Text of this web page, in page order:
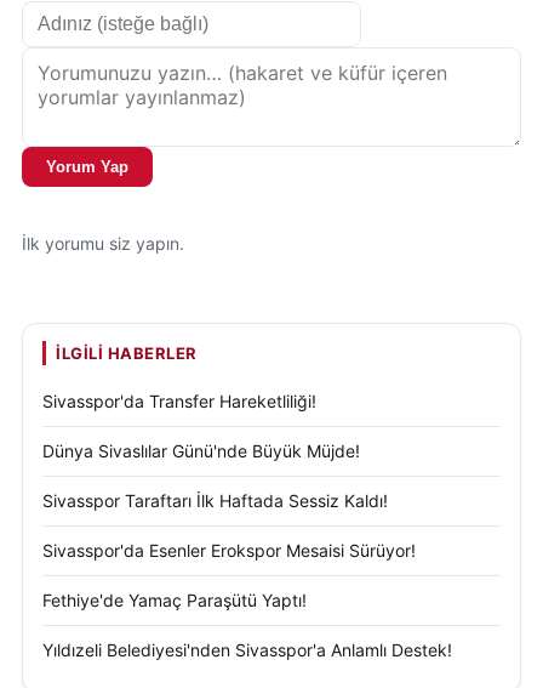
Yorum Yap
İlk yorumu siz yapın.
İLGILI HABERLER
Sivasspor'da Transfer Hareketliliği!
Dünya Sivaslılar Günü'nde Büyük Müjde!
Sivasspor Taraftarı İlk Haftada Sessiz Kaldı!
Sivasspor'da Esenler Erokspor Mesaisi Sürüyor!
Fethiye'de Yamaç Paraşütü Yaptı!
Yıldızeli Belediyesi'nden Sivasspor'a Anlamlı Destek!